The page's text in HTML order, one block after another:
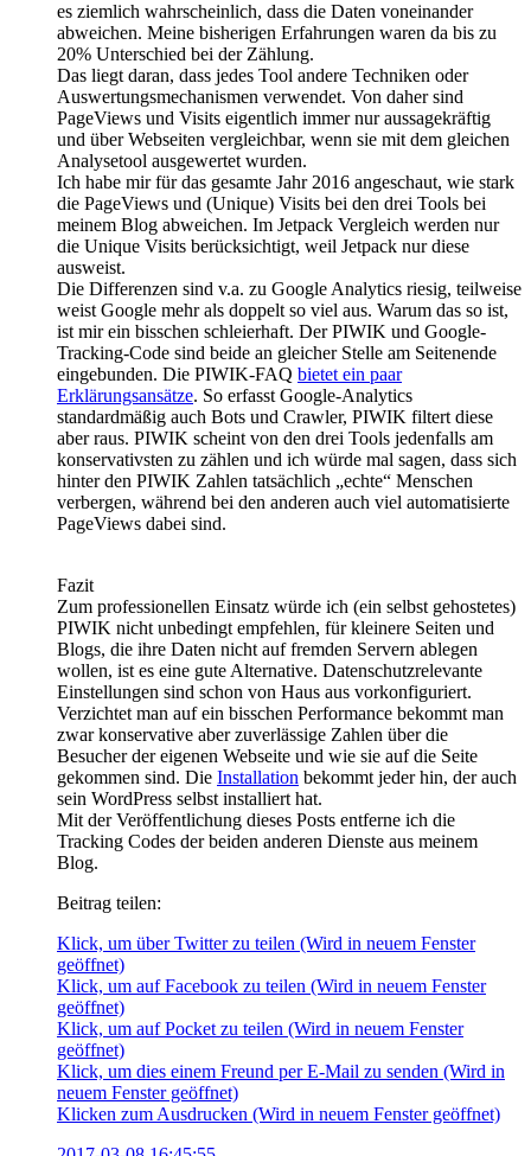
es ziemlich wahrscheinlich, dass die Daten voneinander
abweichen. Meine bisherigen Erfahrungen waren da bis zu
20% Unterschied bei der Zählung.
Das liegt daran, dass jedes Tool andere Techniken oder
Auswertungsmechanismen verwendet. Von daher sind
PageViews und Visits eigentlich immer nur aussagekräftig
und über Webseiten vergleichbar, wenn sie mit dem gleichen
Analysetool ausgewertet wurden.
Ich habe mir für das gesamte Jahr 2016 angeschaut, wie stark
die PageViews und (Unique) Visits bei den drei Tools bei
meinem Blog abweichen. Im Jetpack Vergleich werden nur
die Unique Visits berücksichtigt, weil Jetpack nur diese
ausweist.
Die Differenzen sind v.a. zu Google Analytics riesig, teilweise
weist Google mehr als doppelt so viel aus. Warum das so ist,
ist mir ein bisschen schleierhaft. Der PIWIK und Google-
Tracking-Code sind beide an gleicher Stelle am Seitenende
eingebunden. Die PIWIK-FAQ bietet ein paar
Erklärungsansätze. So erfasst Google-Analytics
standardmäßig auch Bots und Crawler, PIWIK filtert diese
aber raus. PIWIK scheint von den drei Tools jedenfalls am
konservativsten zu zählen und ich würde mal sagen, dass sich
hinter den PIWIK Zahlen tatsächlich „echte“ Menschen
verbergen, während bei den anderen auch viel automatisierte
PageViews dabei sind.
Fazit
Zum professionellen Einsatz würde ich (ein selbst gehostetes)
PIWIK nicht unbedingt empfehlen, für kleinere Seiten und
Blogs, die ihre Daten nicht auf fremden Servern ablegen
wollen, ist es eine gute Alternative. Datenschutzrelevante
Einstellungen sind schon von Haus aus vorkonfiguriert.
Verzichtet man auf ein bisschen Performance bekommt man
zwar konservative aber zuverlässige Zahlen über die
Besucher der eigenen Webseite und wie sie auf die Seite
gekommen sind. Die Installation bekommt jeder hin, der auch
sein WordPress selbst installiert hat.
Mit der Veröffentlichung dieses Posts entferne ich die
Tracking Codes der beiden anderen Dienste aus meinem
Blog.
Beitrag teilen:
Klick, um über Twitter zu teilen (Wird in neuem Fenster
geöffnet)
Klick, um auf Facebook zu teilen (Wird in neuem Fenster
geöffnet)
Klick, um auf Pocket zu teilen (Wird in neuem Fenster
geöffnet)
Klick, um dies einem Freund per E-Mail zu senden (Wird in
neuem Fenster geöffnet)
Klicken zum Ausdrucken (Wird in neuem Fenster geöffnet)